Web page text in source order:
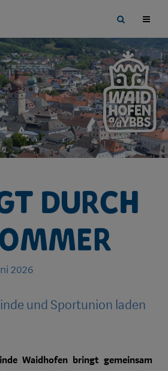
Site
durch
2026
und Sportunion laden
Waidhofen bringt gemeinsam